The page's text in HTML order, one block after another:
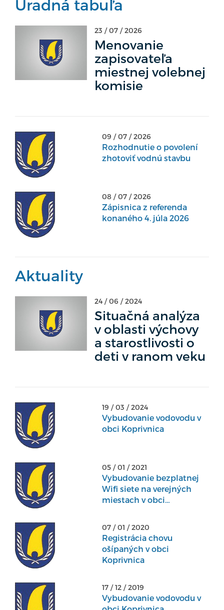
Úradná tabuľa
23 / 07 / 2026
Menovanie
zapisovateľa
miestnej volebnej
komisie
09 / 07 / 2026
Rozhodnutie o povolení
zhotoviť vodnú stavbu
08 / 07 / 2026
Zápisnica z referenda
konaného 4. júla 2026
Aktuality
24 / 06 / 2024
Situačná analýza
v oblasti výchovy
a starostlivosti o
deti v ranom veku
19 / 03 / 2024
Vybudovanie vodovodu v
obci Koprivnica
05 / 01 / 2021
Vybudovanie bezplatnej
Wifi siete na verejných
miestach v obci
07 / 01 / 2020
Registrácia chovu
ošípaných v obci
Koprivnica
17 / 12 / 2019
Vybudovanie vodovodu v